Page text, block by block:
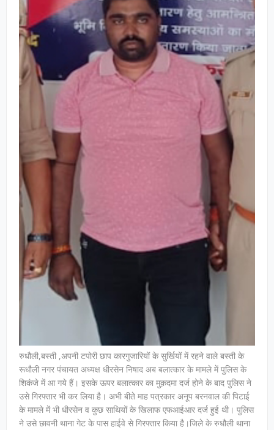
रुधौली,बस्ती ,अपनी टपोरी छाप कारगुजारियों के सुर्खियों में रहने वाले बस्ती के
रूधौली नगर पंचायत अध्यक्ष धीरसेन निषाद अब बलात्कार के मामले में पुलिस के
शिकंजे में आ गये हैं। इसके ऊपर बलात्कार का मुक़दमा दर्ज होने के बाद पुलिस ने
उसे गिरफ्तार भी कर लिया है। अभी बीते माह पत्रकार अनूप बरनवाल की पिटाई
के मामले में भी धीरसेन व कुछ साथियों के खिलाफ एफआईआर दर्ज हुई थी। पुलिस
ने उसे छावनी थाना गेट के पास हाईवे से गिरफ्तार किया है।जिले के रुधौली थाना